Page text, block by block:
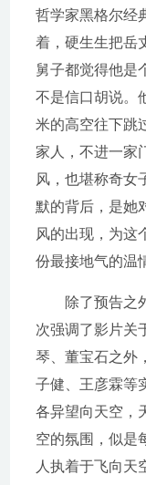
哲学家黑格尔经
着，硬生生把岳
舅子都觉得他是
不是信口胡说。
米的高空往下跳
家人，不进一家
风，也堪称奇女
默的背后，是她
风的出现，为这
份最接地气的温
除了预告之
次强调了影片关
琴、董宝石之外
子健、王彦霖等
各异望向天空，
空的氛围，似是
人执着于飞向天